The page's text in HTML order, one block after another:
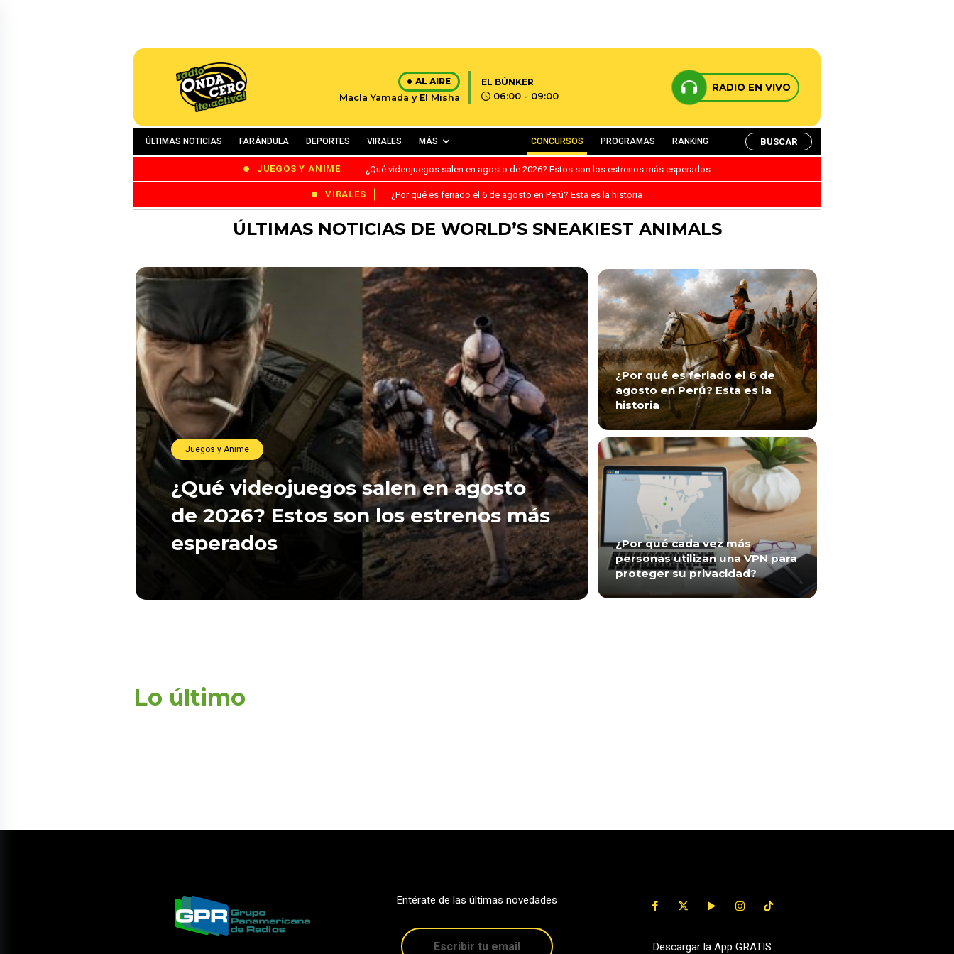
AL AIRE
Macla Yamada y El Misha
EL BÚNKER
06:00 - 09:00
RADIO EN VIVO
ÚLTIMAS NOTICIAS FARÁNDULA DEPORTES VIRALES MÁS CONCURSOS PROGRAMAS RANKING BUSCAR
JUEGOS Y ANIME ¿Qué videojuegos salen en agosto de 2026? Estos son los estrenos más esperados
VIRALES ¿Por qué es feriado el 6 de agosto en Perú? Esta es la historia
ÚLTIMAS NOTICIAS DE WORLD’S SNEAKIEST ANIMALS
Juegos y Anime
¿Qué videojuegos salen en agosto
de 2026? Estos son los estrenos más
esperados
¿Por qué es feriado el 6 de
agosto en Perú? Esta es la
historia
¿Por qué cada vez más
personas utilizan una VPN para
proteger su privacidad?
Lo último
Entérate de las últimas novedades
Descargar la App GRATIS